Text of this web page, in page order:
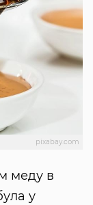
pixabay.com
меду в
у